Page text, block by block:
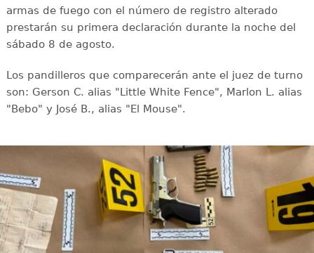
armas de fuego con el número de registro alterado
prestarán su primera declaración durante la noche del
sábado 8 de agosto.
Los pandilleros que comparecerán ante el juez de turno
son: Gerson C. alias "Little White Fence", Marlon L. alias
"Bebo" y José B., alias "El Mouse".